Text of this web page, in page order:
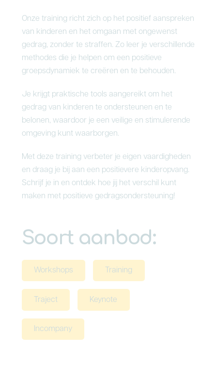
Onze training richt zich op het positief aanspreken
van kinderen en het omgaan met ongewenst
gedrag, zonder te straffen. Zo leer je verschillende
methodes die je helpen om een positieve
groepsdynamiek te creëren en te behouden.
Je krijgt praktische tools aangereikt om het
gedrag van kinderen te ondersteunen en te
belonen, waardoor je een veilige en stimulerende
omgeving kunt waarborgen.
Met deze training verbeter je eigen vaardigheden
en draag je bij aan een positievere kinderopvang.
Schrijf je in en ontdek hoe jij het verschil kunt
maken met positieve gedragsondersteuning!
Soort aanbod:
Workshops Training
Traject Keynote
Incompany